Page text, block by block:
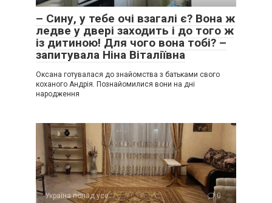
– Сину, у тебе очі взагалі є? Вона ж
ледве у двері заходить і до того ж
із дитиною! Для чого вона тобі? –
запитувала Ніна Віталіївна
Оксана готувалася до знайомства з батьками свого
коханого Андрія. Познайомилися вони на дні
народження
Україна понад усе 0